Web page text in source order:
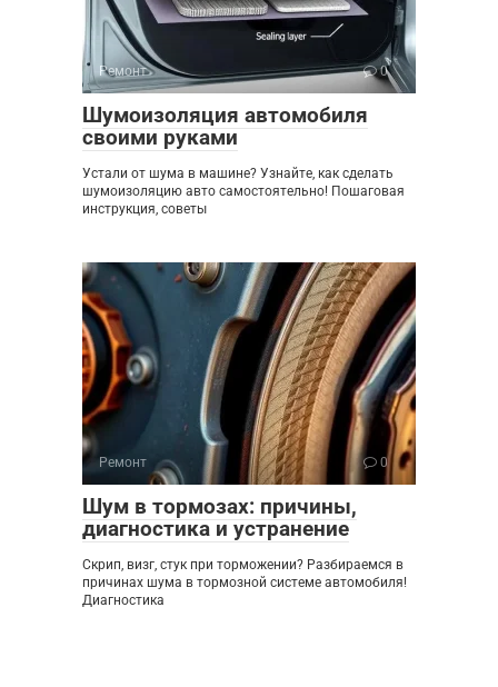
Ремонт 0
Шумоизоляция автомобиля
своими руками
Устали от шума в машине? Узнайте, как сделать
шумоизоляцию авто самостоятельно! Пошаговая
инструкция, советы
Ремонт 0
Шум в тормозах: причины,
диагностика и устранение
Скрип, визг, стук при торможении? Разбираемся в
причинах шума в тормозной системе автомобиля!
Диагностика